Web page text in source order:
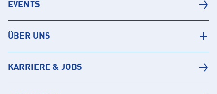
EVENTS
ÜBER UNS
KARRIERE & JOBS